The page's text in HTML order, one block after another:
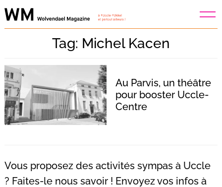
Skip
to
Tag: Michel Kacen
Au Parvis, un théâtre
pour booster Uccle-
Centre
Vous proposez des activités sympas à Uccle
? Faites-le nous savoir ! Envoyez vos infos à